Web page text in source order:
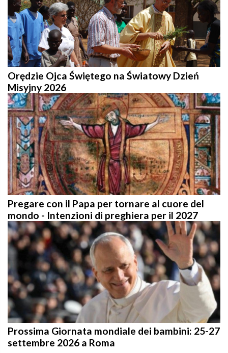
Orędzie Ojca Świętego na Światowy Dzień
Misyjny 2026
Pregare con il Papa per tornare al cuore del
mondo - Intenzioni di preghiera per il 2027
Prossima Giornata mondiale dei bambini: 25-27
settembre 2026 a Roma